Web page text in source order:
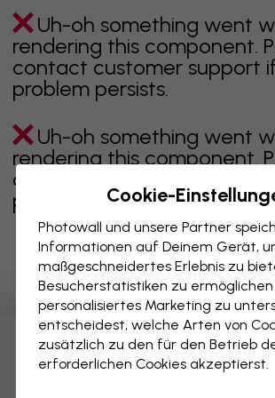
Uh-oh something went
rendering this component.
contact customer support
problem persists.
Uh-oh something went
rendering this component.
contact customer support if
problem persists.
Zeigt Seite 1 von 2
Weitere Kategorien
Cookie-
Photowall und unsere Partner
Informationen auf Deinem Gerät,
maßgeschneidertes Erlebnis zu
Besucherstatistiken zu
personalisiertes Marketing zu
entscheidest, welche Arten von
zusätzlich zu den für den Betrieb
erforderlichen Cookies akzeptierst.